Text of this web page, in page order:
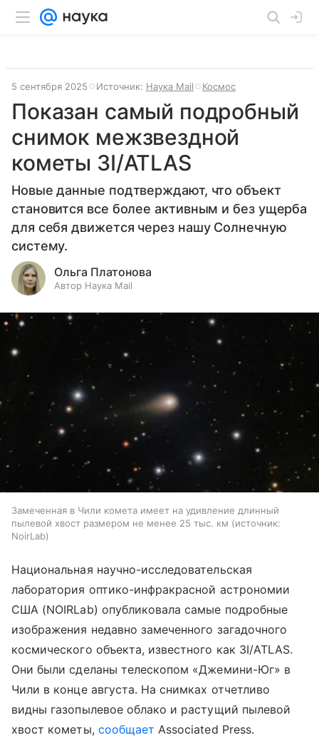
5 сентября 2025 Источник: Наука Mail Космос
Показан самый подробный
снимок межзвездной
кометы 3I/ATLAS
Новые данные подтверждают, что объект
становится все более активным и без ущерба
для себя движется через нашу Солнечную
систему.
Ольга Платонова
Автор Наука Mail
Замеченная в Чили комета имеет на удивление длинный
пылевой хвост размером не менее 25 тыс. км
источник:
NoirLab
Национальная научно-исследовательская
лаборатория оптико-инфракрасной астрономии
США (NOIRLab) опубликовала самые подробные
изображения недавно замеченного загадочного
космического объекта, известного как 3I/ATLAS.
Они были сделаны телескопом «Джемини-Юг» в
Чили в конце августа. На снимках отчетливо
видны газопылевое облако и растущий пылевой
хвост кометы, сообщает Associated Press.